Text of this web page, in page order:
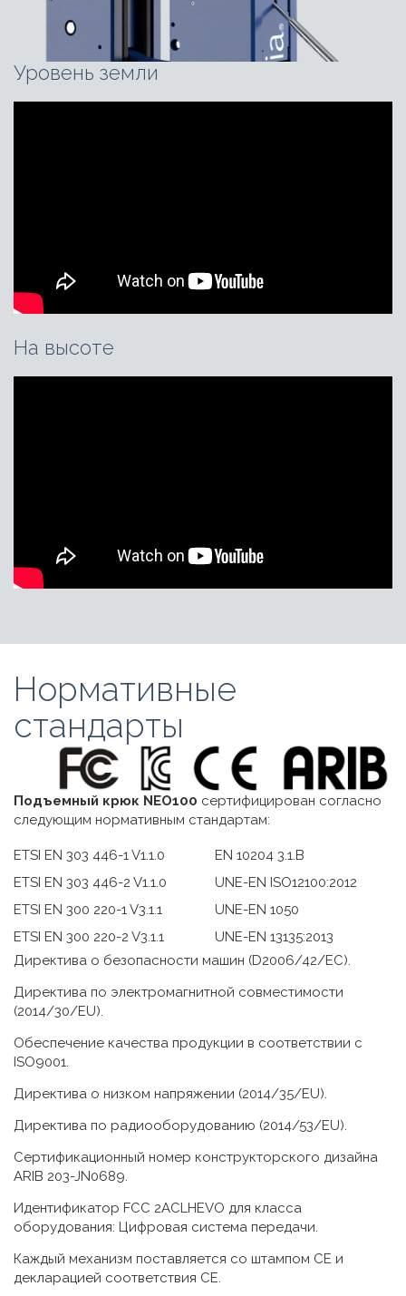
Уровень земли
На высоте
Нормативные
стандарты
Подъемный крюк NEO100 сертифицирован согласно
следующим нормативным стандартам:
ETSI EN 303 446-1 V1.1.0
EN 10204 3.1.B
ETSI EN 303 446-2 V1.1.0
UNE-EN ISO12100:2012
ETSI EN 300 220-1 V3.1.1
UNE-EN 1050
ETSI EN 300 220-2 V3.1.1
UNE-EN 13135:2013
Директива о безопасности машин (D2006/42/EC).
Директива по электромагнитной совместимости
(2014/30/EU).
Обеспечение качества продукции в соответствии с
ISO9001.
Директива о низком напряжении (2014/35/EU).
Директива по радиооборудованию (2014/53/EU).
Сертификационный номер конструкторского дизайна
ARIB 203-JN0689.
Идентификатор FCC 2ACLHEVO для класса
оборудования: Цифровая система передачи.
Каждый механизм поставляется со штампом CE и
декларацией соответствия CE.